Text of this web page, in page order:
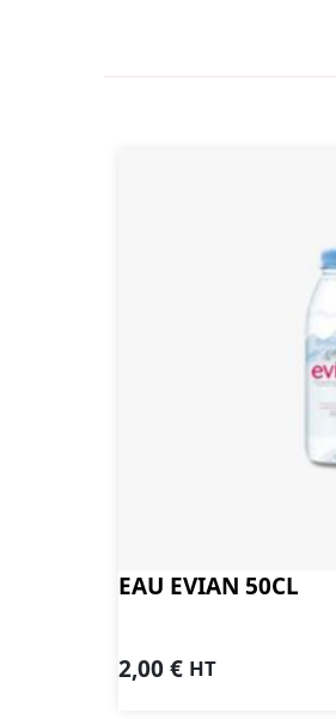
EAU EVIAN 50CL
2,00€ HT